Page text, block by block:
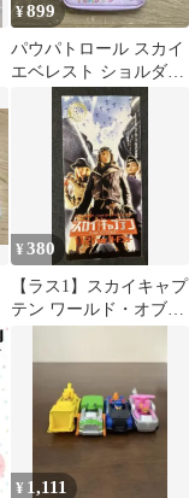
¥899
パウパトロール スカイ
エベレスト ショルダー
¥380
【ラス1】スカイキャプ
テン ワールド・オブ・
¥ 1,111